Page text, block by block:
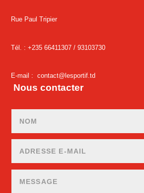
Rue Paul Tripier
Tél. : +235 66411307 /93103730
E-mail :contact@lesportif.td
Nous contacter